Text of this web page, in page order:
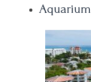
Aquarium